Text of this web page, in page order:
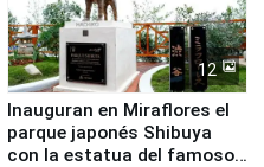
12
Inauguran en Miraflores el
parque japonés Shibuya
con la estatua del famoso